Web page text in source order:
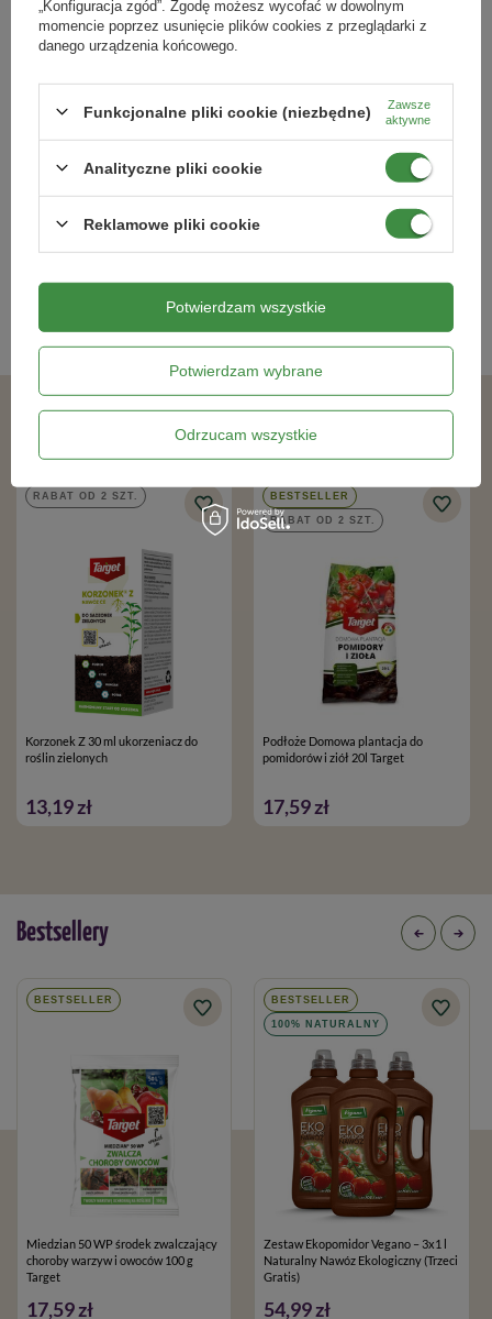
14,29 zł
proszku do roślin zdrewniałych
11,54 zł
Kategorie powiązane
Ukorzeniacze,
RABAT OD 2 SZT.
Korzonek Z 30 ml ukorzeniacz do
roślin zielonych
13,19 zł
BESTSELLER
RABAT OD 2 SZT.
Podłoże Domowa plantacja do
pomidorów i ziół 20l Target
17,59 zł
Bestsellery
BESTSELLER
Miedzian 50 WP środek zwalczający
choroby warzyw i owoców 100 g
Target
17,59 zł
BESTSELLER
100% NATURALNY
Zestaw Ekopomidor Vegano – 3x1 l
Naturalny Nawóz Ekologiczny (Trzeci
Gratis)
54,99 zł
„Konfiguracja zgód”. Zgodę możesz wycofać w dowolnym
momencie poprzez usunięcie plików cookies z przeglądarki z
danego urządzenia końcowego.
Funkcjonalne pliki cookie (niezbędne)
Zawsze
aktywne
Analityczne pliki cookie
Reklamowe pliki cookie
Potwierdzam wybrane
Odrzucam wszystkie
Potwierdzam wszystkie